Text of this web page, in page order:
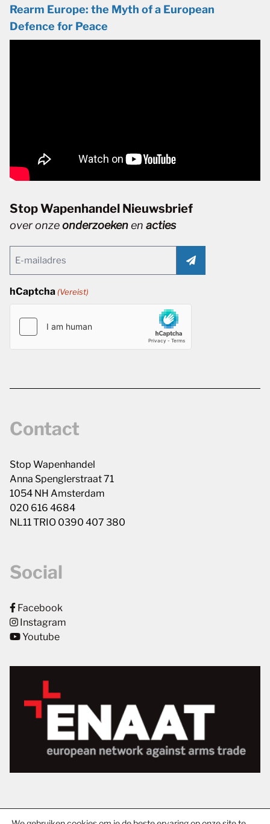
Rearm Europe: the Myth of a European
Defence for Peace
Stop Wapenhandel Nieuwsbrief
over onzeonderzoekenen acties
(Vereist)
hCaptcha (Vereist)
Contact
Stop Wapenhandel
Anna Spenglerstraat 71
1054 NH Amsterdam
020 616 4684
NL11 TRIO 0390 407 380
Social
Facebook
Instagram
Youtube